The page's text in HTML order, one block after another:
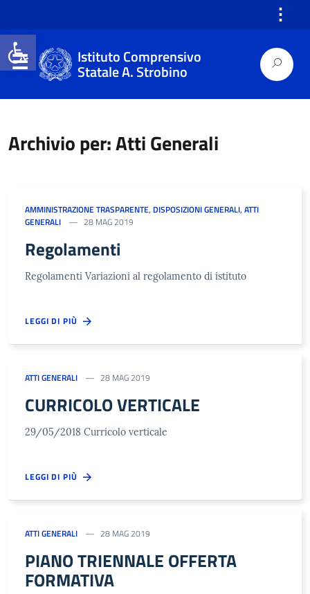
Open toolbar
⋮
Istituto Comprensivo
Statale A. Strobino
Archivio per: Atti Generali
AMMINISTRAZIONE TRASPARENTE, DISPOSIZIONI GENERALI, ATTI
GENERALI
28 MAG 2019
Regolamenti
Regolamenti Variazioni al regolamento di istituto
LEGGI DI PIÙ
ATTI GENERALI 28 MAG 2019
CURRICOLO VERTICALE
29/05/2018 Curricolo verticale
LEGGI DI PIÙ
ATTI GENERALI 28 MAG 2019
PIANO TRIENNALE OFFERTA
FORMATIVA